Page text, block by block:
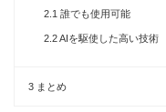
2.1 誰でも使用可能
2.2AIを駆使した高い技術
3 まとめ